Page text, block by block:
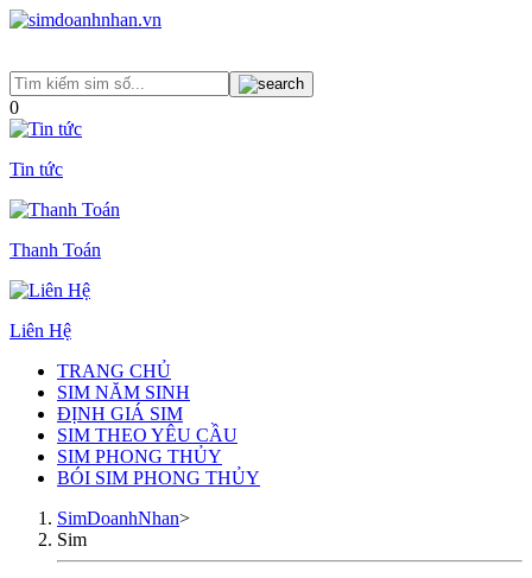
0
Tin tức
Thanh Toán
Liên Hệ
TRANG CHỦ
SIM NĂM SINH
ĐỊNH GIÁ SIM
SIM THEO YÊU CẦU
SIM PHONG THỦY
BÓI SIM PHONG THỦY
SimDoanhNhan>
Sim